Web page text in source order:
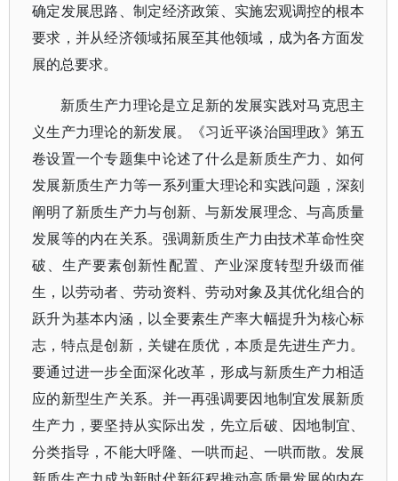
确定发展思路、制定经济政策、实施宏观调控的根本
要求，并从经济领域拓展至其他领域，成为各方面发
展的总要求。
新质生产力理论是立足新的发展实践对马克思主
义生产力理论的新发展。《习近平谈治国理政》第五
卷设置一个专题集中论述了什么是新质生产力、如何
发展新质生产力等一系列重大理论和实践问题，深刻
阐明了新质生产力与创新、与新发展理念、与高质量
发展等的内在关系。强调新质生产力由技术革命性突
破、生产要素创新性配置、产业深度转型升级而催
生，以劳动者、劳动资料、劳动对象及其优化组合的
跃升为基本内涵，以全要素生产率大幅提升为核心标
志，特点是创新，关键在质优，本质是先进生产力。
要通过进一步全面深化改革，形成与新质生产力相适
应的新型生产关系。并一再强调要因地制宜发展新质
生产力，要坚持从实际出发，先立后破、因地制宜、
分类指导，不能大呼隆、一哄而起、一哄而散。发展